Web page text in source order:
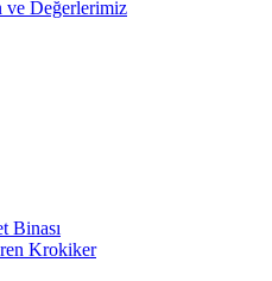
Değerlerimiz
Binası
Krokiker